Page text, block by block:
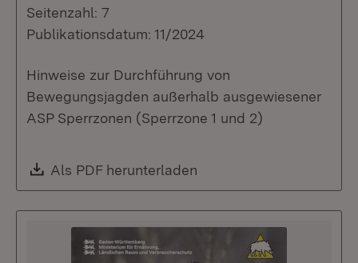
Seitenzahl: 7
Publikationsdatum: 11/2024
Hinweise zur Durchführung von
Bewegungsjagden außerhalb ausgewiesener
ASP Sperrzonen (Sperrzone 1 und 2)
Download:
Als PDF herunterladen